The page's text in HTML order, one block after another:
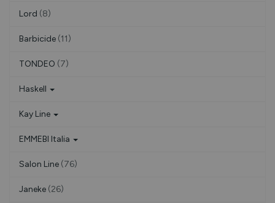
Lord (8)
Barbicide (11)
TONDEO (7)
Haskell
Kay Line
EMMEBI Italia
Salon Line (76)
Janeke (26)